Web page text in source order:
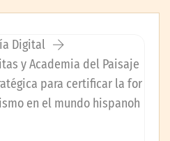
Digital
y Academia del Paisaje
para certificar la for
en el mundo hispanoh